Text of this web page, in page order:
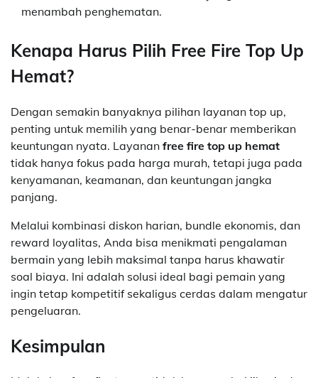
menambah penghematan.
Kenapa Harus Pilih Free Fire Top Up
Hemat?
Dengan semakin banyaknya pilihan layanan top up,
penting untuk memilih yang benar-benar memberikan
keuntungan nyata. Layanan free fire top up hemat
tidak hanya fokus pada harga murah, tetapi juga pada
kenyamanan, keamanan, dan keuntungan jangka
panjang.
Melalui kombinasi diskon harian, bundle ekonomis, dan
reward loyalitas, Anda bisa menikmati pengalaman
bermain yang lebih maksimal tanpa harus khawatir
soal biaya. Ini adalah solusi ideal bagi pemain yang
ingin tetap kompetitif sekaligus cerdas dalam mengatur
pengeluaran.
Kesimpulan